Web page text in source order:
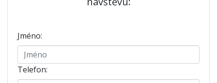
Jméno:
Telefon: